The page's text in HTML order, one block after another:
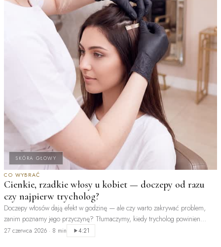
SKÓRA GŁOWY
CO WYBRAĆ
Cienkie, rzadkie włosy u kobiet — doczepy od razu
czy najpierw trycholog?
Doczepy włosów dają efekt w godzinę — ale czy warto zakrywać problem,
zanim poznamy jego przyczynę? Tłumaczymy, kiedy trycholog powinien
być…
27 czerwca 2026 · 8 min 4:21